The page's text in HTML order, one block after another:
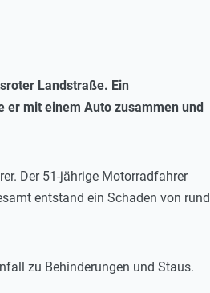
Landstraße. Ein
er mit einem Auto zusammen und
Der 51-jährige Motorradfahrer
entstand ein Schaden von rund
zu Behinderungen und Staus.